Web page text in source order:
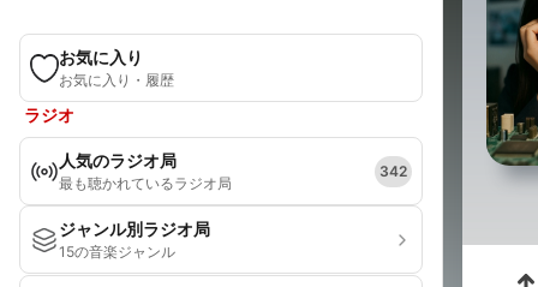
お気に入り
お気に入り・履歴
ラジオ
人気のラジオ局
最も聴かれているラジオ局
342
ジャンル別ラジオ局
15の音楽ジャンル